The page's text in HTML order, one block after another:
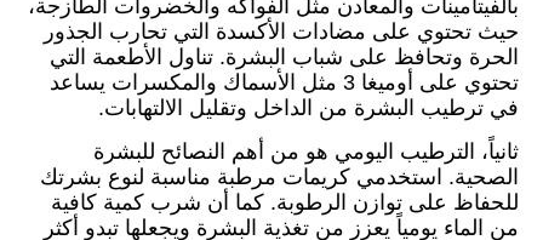
بالفيتامينات والمعادن مثل الفواكه والخضروات الطازجة،
حيث تحتوي على مضادات الأكسدة التي تحارب الجذور
الحرة وتحافظ على شباب البشرة. تناول الأطعمة التي
تحتوي على أوميغا 3 مثل الأسماك والمكسرات يساعد
في ترطيب البشرة من الداخل وتقليل الالتهابات.
ثانياً، الترطيب اليومي هو من أهم النصائح للبشرة
الصحية. استخدمي كريمات مرطبة مناسبة لنوع بشرتك
للحفاظ على توازن الرطوبة. كما أن شرب كمية كافية
من الماء يومياً يعزز من تغذية البشرة ويجعلها تبدو أكثر